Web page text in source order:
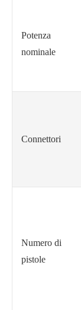
Potenza
nominale
Connettori
Numero di
pistole